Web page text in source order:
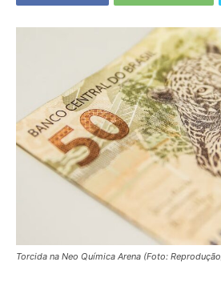
Torcida na Neo Química Arena (Foto: